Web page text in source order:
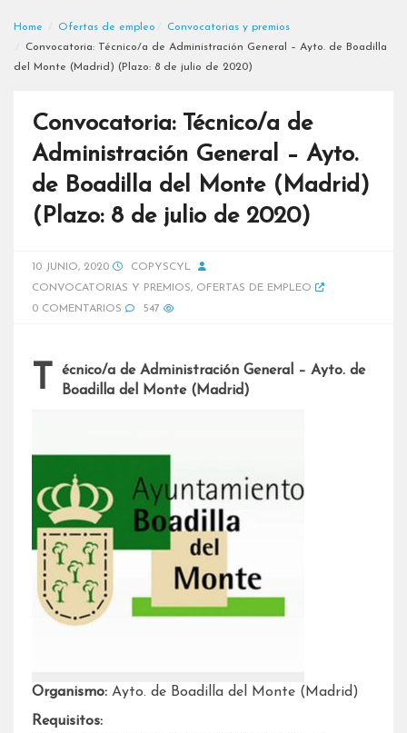
Home Ofertas de empleo
Convocatorias y premios
Convocatoria: Técnico/a de Administración General – Ayto. de Boadilla
del Monte (Madrid) (Plazo: 8 de julio de 2020)
Convocatoria: Técnico/a de
Administración General – Ayto.
de Boadilla del Monte (Madrid)
(Plazo: 8 de julio de 2020)
10 JUNIO, 2020
COPYSCYL
CONVOCATORIAS Y PREMIOS, OFERTAS DE EMPLEO
0 COMENTARIOS
547
Técnico/a de Administración General – Ayto. de Boadilla del Monte (Madrid)
Organismo: Ayto. de Boadilla del Monte (Madrid)
Requisitos: